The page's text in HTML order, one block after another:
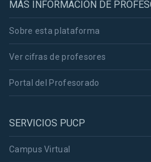
MÁS INFORMACIÓN DE
Sobre esta plataforma
Ver cifras de profesores
Portal del Profesorado
SERVICIOS PUCP
Campus Virtual